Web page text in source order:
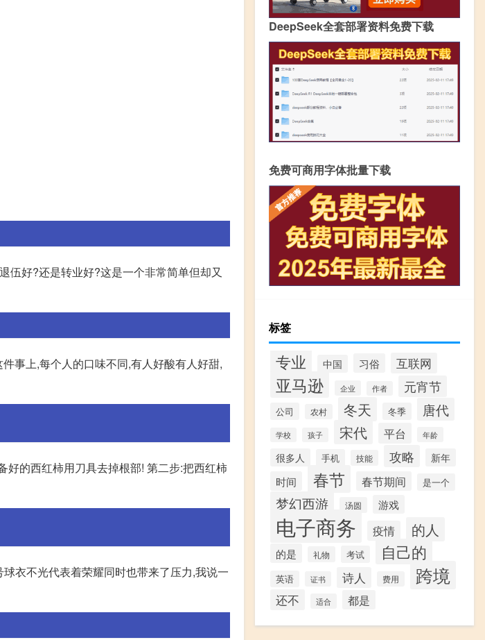
伍好?还是转业好?这是一个非常简单但却又
事上,每个人的口味不同,有人好酸有人好甜,
好的西红柿用刀具去掉根部! 第二步:把西红柿
衣不光代表着荣耀同时也带来了压力,我说一
DeepSeek全套部署资料免费下载
免费可商用字体批量下载
标签
专业 中国 习俗 互联网
亚马逊 企业 作者 元宵节
公司 农村 冬天 冬季 唐代
学校 孩子 宋代 平台 年龄
很多人 手机 技能 攻略 新年
时间 春节 春节期间 是一个
梦幻西游 汤圆 游戏
电子商务 疫情 的人
的是 礼物 考试 自己的
英语 证书 诗人 费用 跨境
还不 适合 都是